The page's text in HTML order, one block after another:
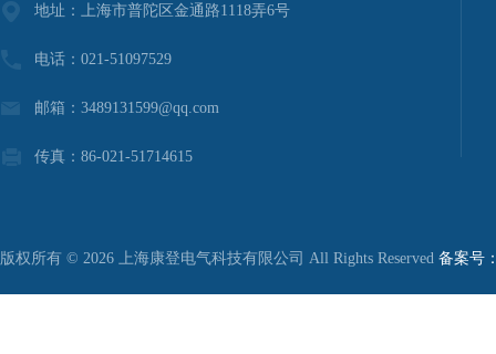
地址：上海市普陀区金通路1118弄6号
电话：021-51097529
邮箱：3489131599@qq.com
传真：86-021-51714615
版权所有 © 2026 上海康登电气科技有限公司 All Rights Reserved 备案号